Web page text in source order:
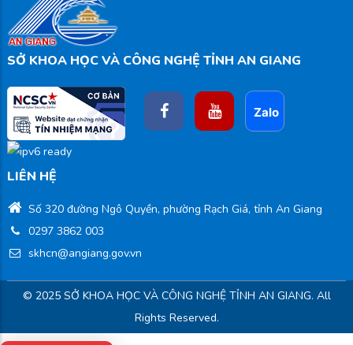
SỞ KHOA HỌC VÀ CÔNG NGHỆ TỈNH AN GIANG
LIÊN HỆ
Số 320 đường Ngô Quyền, phường Rạch Giá, tỉnh An Giang
0297 3862 003
skhcn@angiang.gov.vn
© 2025 SỞ KHOA HỌC VÀ CÔNG NGHỆ TỈNH AN GIANG. All
Rights Reserved.